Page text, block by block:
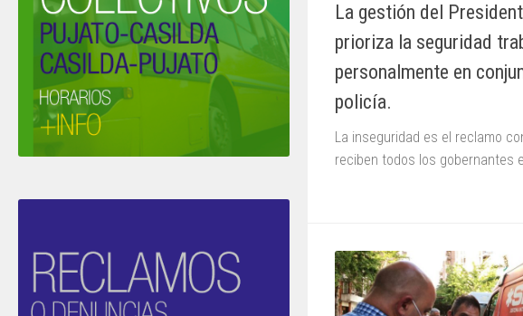
La gestión del
prioriza la seguridad
personalmente en
policía.
La inseguridad es el reclamo
reciben todos los gobernantes